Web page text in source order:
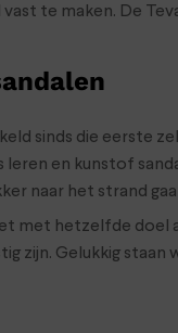
te maken. De
sinds die eerste
leren en kunstof
naar het strand
met hetzelfde doel
zijn. Gelukkig